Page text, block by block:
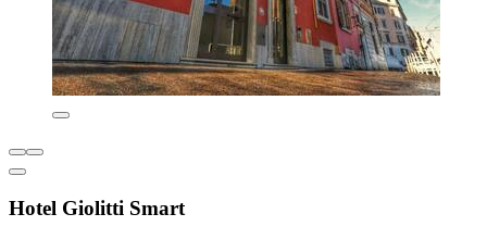
Hotel Giolitti Smart